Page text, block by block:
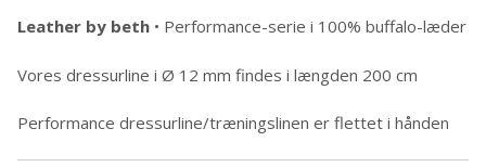
Leather by beth • Performance-serie i 100% buffalo-læder
Vores dressurline i Ø 12 mm findes i længden 200 cm
Performance dressurline/træningslinen er flettet i hånden